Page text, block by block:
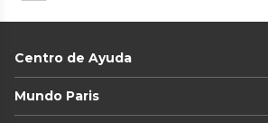
Centro de Ayuda
Mundo Paris